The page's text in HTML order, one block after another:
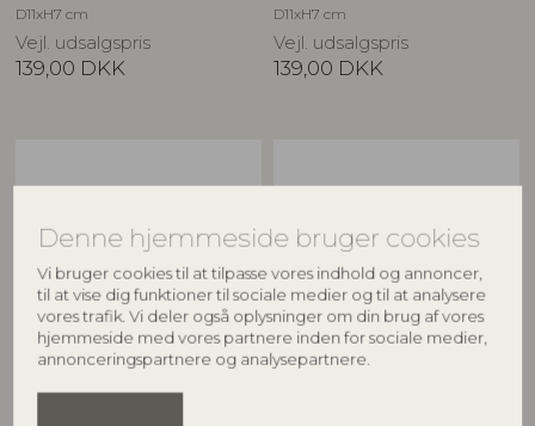
Denne hjemmeside bruger cookies
Vi bruger cookies til at tilpasse vores indhold og annoncer,
til at vise dig funktioner til sociale medier og til at analysere
vores trafik. Vi deler også oplysninger om din brug af vores
hjemmeside med vores partnere inden for sociale medier,
annonceringspartnere og analysepartnere.
D11xH7 cm
Vejl. udsalgspris
139,00 DKK
D11xH7 cm
Vejl. udsalgspris
139,00 DKK
BLOOMINGVILLE BLOOMINGVILLE MINI